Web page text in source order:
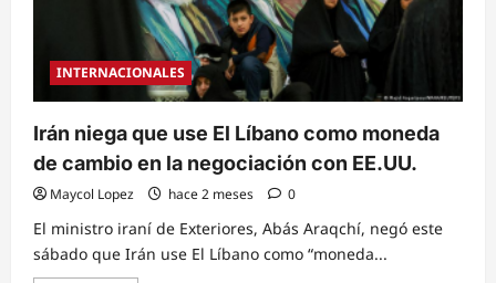
víctimas
mortales
medio
del
frágil
el
fuego
INTERNACIONALES
Irán niega que use El Líbano como moneda
de cambio en la negociación con EE.UU.
Maycol Lopez hace 2 meses 0
El ministro iraní de Exteriores, Abás Araqchí, negó este
sábado que Irán use El Líbano como “moneda...